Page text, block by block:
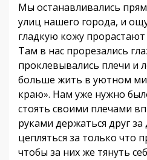
Мы останавливались
улиц нашего города, и
гладкую кожу
Там в нас прорезались
проклевывались плечи и
больше жить в уютном
краю». Нам уже нужно
стоять своими плечами
руками держаться друг
цепляться за только что
чтобы за них же тянуть